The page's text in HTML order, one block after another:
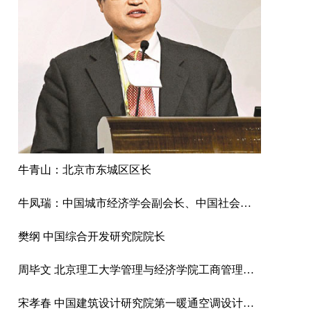
牛青山：北京市东城区区长
牛凤瑞：中国城市经济学会副会长、中国社会科学院城市发展与环境研究所研究员
樊纲 中国综合开发研究院院长
周毕文 北京理工大学管理与经济学院工商管理系副主任、教授
宋孝春 中国建筑设计研究院第一暖通空调设计研究室主任